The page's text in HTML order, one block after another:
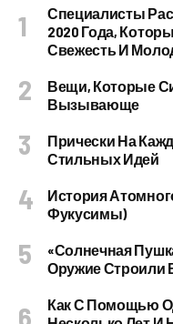
Специалисты
2020 Года,
Свежесть И
Вещи, Которые
Вызывающе
Прически На
Стильных Идей
История
Фукусимы)
«Солнечная
Оружие Строили
Как С Помощью